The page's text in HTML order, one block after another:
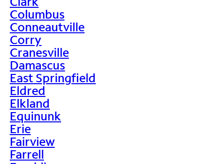
Columbus
Conneautville
Corry
Cranesville
Damascus
East Springfield
Eldred
Elkland
Equinunk
Erie
Fairview
Farrell